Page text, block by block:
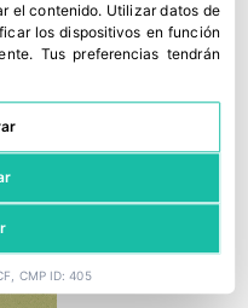
el contenido. Utilizar datos de
los dispositivos en función
. Tus preferencias tendrán
CMP ID: 405